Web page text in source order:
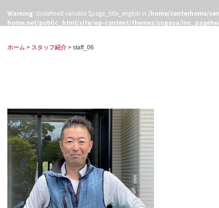
Warning: Undefined variable $page_title_english in /home/centerhome/
home.net/public_html/site/wp-content/themes/sugaya/
ホーム > スタッフ紹介 > staff_06